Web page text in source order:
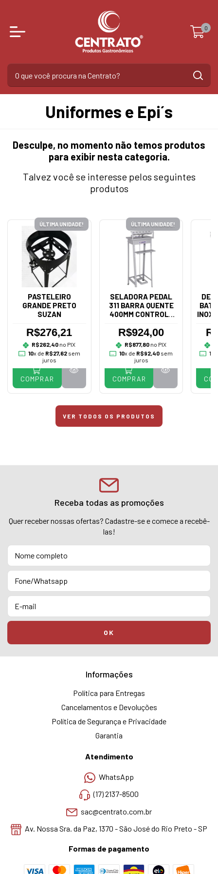
0
Uniformes e Epi´s
Desculpe, no momento não temos produtos
para exibir nesta categoria.
Talvez você se interesse pelos seguintes
produtos
ÚLTIMA UNIDADE!
PASTELEIRO
GRANDE PRETO
SUZAN
R$276,21
R$262,40 no PIX
10x de R$27,62sem
juros
COMPRAR
ÚLTIMA UNIDADE!
SELADORA PEDAL
311 BARRA QUENTE
400MM CONTROLE
R$924,00
R$877,80 no PIX
10x de R$92,40sem
juros
COMPRAR
INOX
10
VER TODOS OS PRODUTOS
Receba todas as promoções
Quer receber nossas ofertas? Cadastre-se e comece a recebê-
las!
Informações
Política para Entregas
Cancelamentos e Devoluções
Política de Segurança e Privacidade
Garantia
Atendimento
WhatsApp
(17) 2137-8500
sac@centrato.com.br
Av. Nossa Sra. da Paz, 1370 - São José do Rio Preto - SP
Formas de pagamento